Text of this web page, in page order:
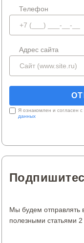
Телефон
Адрес сайта
Я ознакомлен и согласен с
данных
Мы будем отправлять
полезными статьями 2